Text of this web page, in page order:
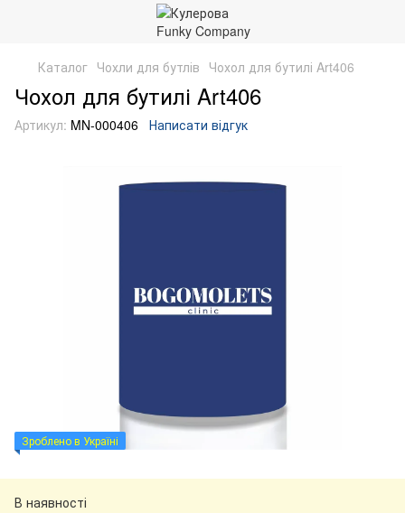
Каталог Чохли для бутлів Чохол для бутилі Art406
Чохол для бутилі Art406
Артикул: MN-000406 Написати відгук
Зроблено в Україні
В наявності